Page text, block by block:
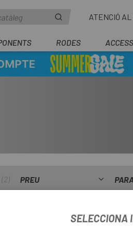
ATENCIÓ
RODES
2 PREU
SELECCIONA